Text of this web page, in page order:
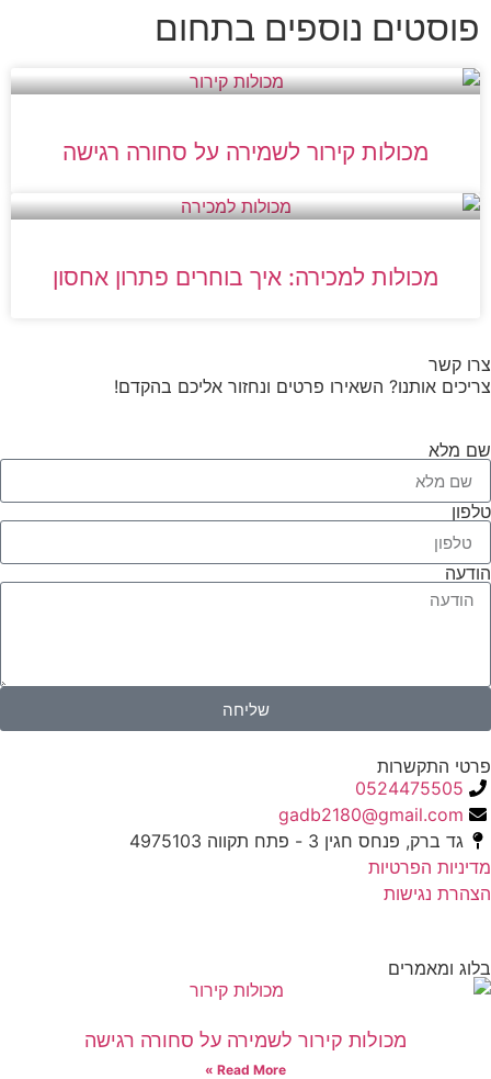
פוסטים נוספים בתחום
מכולות קירור לשמירה על סחורה רגישה
מכולות למכירה: איך בוחרים פתרון אחסון
צרו קשר
צריכים אותנו? השאירו פרטים ונחזור אליכם בהקדם!
שם מלא
טלפון
הודעה
שליחה
פרטי התקשרות
0524475505
gadb2180@gmail.com
גד ברק, פנחס חגין 3 - פתח תקווה 4975103
מדיניות הפרטיות
הצהרת נגישות
בלוג ומאמרים
מכולות קירור לשמירה על סחורה רגישה
Read More »